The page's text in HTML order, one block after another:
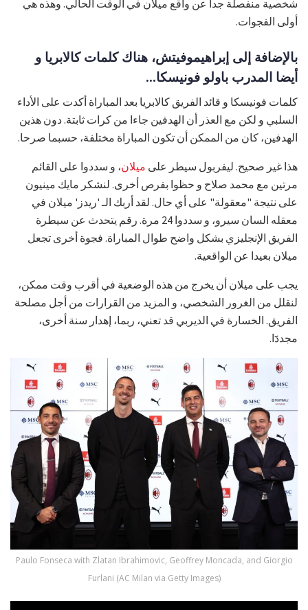
شخصية منفصلة جداً عن واقع ميلان في الوقت الحالي. وهذه هي
أولى الفجوات.
بالإضافة إلى إبراهيموفيتش، هناك كلمات كالابريا و
أيضا المدرب باولو فونيسكا...
كلمات فونيسكا و قائد الفريق كالابريا بعد المباراة أكدت على الأداء
السلبي و لكن مع العذر أن الهدفين جاءا من كرات ثابتة. دون هذين
الهدفين، كان من الممكن أن تكون المباراة مختلفة، حسبما صرحا.
هذا غير صحيح. ليفربول سيطر على ميلان، و سددوا على القائم
مرتين مع محمد صلاح و حظوا بفرص أخرى. لنشكر مايك مينيون
على نتيجة "معقولة" على أي حال. لقد أربك الـ 'ريدز' ميلان في
معقله السان سيرو، و سددوا 24 مرة. رقم يتحدث عن سيطرة
الفريق الإنجليزي بشكل واضح طوال المباراة. فجوة أخرى تجعل
ميلان بعيدا عن الواقعية.
يجب على ميلان أن يخرج من هذه الوضعية في أقرب وقت ممكن،
لنقلل من الغرور الشخصي، و المزيد من القرارات من أجل مصلحة
الفريق. الخسارة في الديربي قد تعني، ربما، إهدار سنة أخرى،
مجددََا.
Paulo Fonseca with Zlatan Ibrahimovic, Geoffrey Moncada, and Giorgio
Furlani (AC Milan via Getty Images)